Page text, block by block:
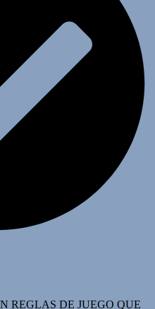
REGLAS DE JUEGO QUE